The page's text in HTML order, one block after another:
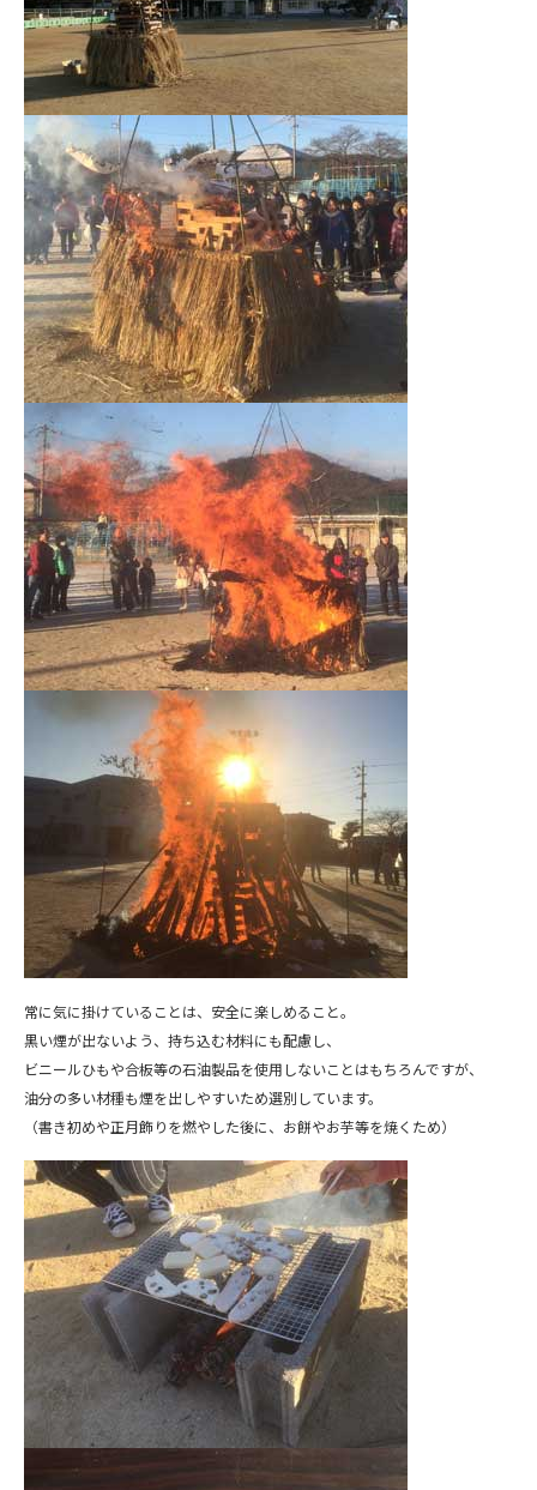
常に気に掛けていることは、安全に楽しめること。
黒い煙が出ないよう、持ち込む材料にも配慮し、
ビニールひもや合板等の石油製品を使用しないことはもちろんですが、
油分の多い材種も煙を出しやすいため選別しています。
（書き初めや正月飾りを燃やした後に、お餅やお芋等を焼くため）